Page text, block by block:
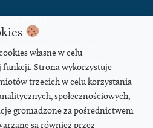
powszednie w godzinach 11-15,
SMS, gdybym nie odbierała)
własne w celu
funkcji. Strona wykorzystuje
trzecich w celu korzystania
społecznościowych,
gromadzone za pośrednictwem
są również przez